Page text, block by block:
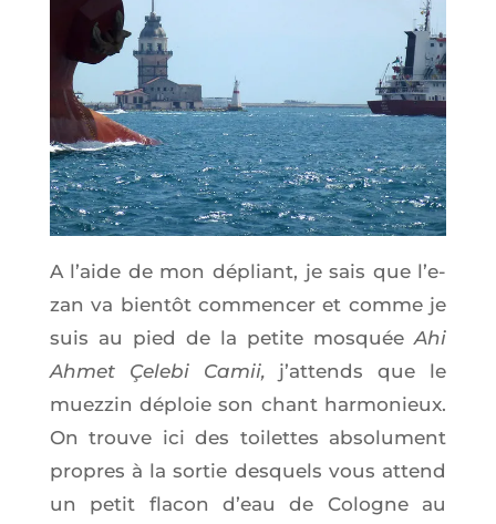
A l’aide de mon dépliant, je sais que l’e­
zan va bien­tôt com­men­cer et comme je
suis au pied de la petite mos­quéeAhi
Ahmet Çele­bi Camii, j’at­tends que le
muez­zin déploie son chant har­mo­nieux.
On trouve ici des toi­lettes abso­lu­ment
propres à la sor­tie des­quels vous attend
un petit fla­con d’eau de Cologne au